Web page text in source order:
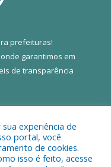
prefeituras!
garantimos em
de transparência
experiência de
portal, você
de cookies.
isso é feito, acesse